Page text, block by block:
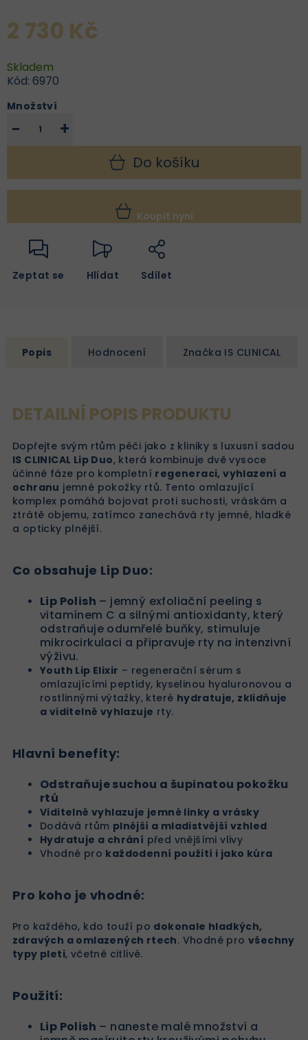
2 730 Kč
Skladem
Kód: 6970
Množství
+
−
Do košíku
Koupit nyní
Zeptat se Hlídat Sdílet
Popis Hodnocení Značka IS CLINICAL
DETAILNÍ POPIS PRODUKTU
Dopřejte svým rtům péči jako z kliniky s luxusní sadou
IS CLINICAL Lip Duo, která kombinuje dvě vysoce
účinné fáze pro kompletní regeneraci, vyhlazení a
ochranu jemné pokožky rtů. Tento omlazující
komplex pomáhá bojovat proti suchosti, vráskám a
ztrátě objemu, zatímco zanechává rty jemné, hladké
a opticky plnější.
Co obsahuje Lip Duo:
Lip Polish – jemný exfoliační peeling s
vitamínem C a silnými antioxidanty, který
odstraňuje odumřelé buňky, stimuluje
mikrocirkulaci a připravuje rty na intenzivní
výživu.
Youth Lip Elixir – regenerační sérum s
omlazujícími peptidy, kyselinou hyaluronovou a
rostlinnými výtažky, které hydratuje, zklidňuje
a viditelně vyhlazuje rty.
Hlavní benefity:
Odstraňuje suchou a šupinatou pokožku
rtů
Viditelně vyhlazuje jemné linky a vrásky
Dodává rtům plnější a mladistvější vzhled
Hydratuje a chrání před vnějšími vlivy
Vhodné pro každodenní použití i jako kúra
Pro koho je vhodné:
Pro každého, kdo touží po dokonale hladkých,
zdravých a omlazených rtech. Vhodné provšechny
typy pleti, včetně citlivé.
Použití:
Lip Polish – naneste malé množství a